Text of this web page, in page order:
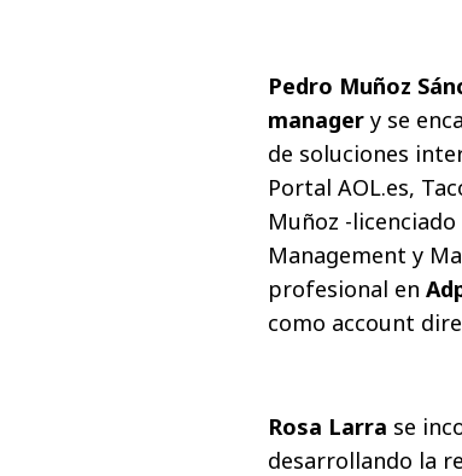
Pedro Muñoz
manager y se
de soluciones
Portal AOL.es,
Muñoz -
Management y
profesional en
como account
Rosa Larra se
desarrollando la